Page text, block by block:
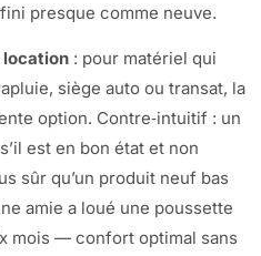
presque comme neuve.
location : pour matériel qui
siège auto ou transat, la
option. Contre‑intuitif : un
est en bon état et non
sûr qu’un produit neuf bas
amie a loué une poussette
mois — confort optimal sans